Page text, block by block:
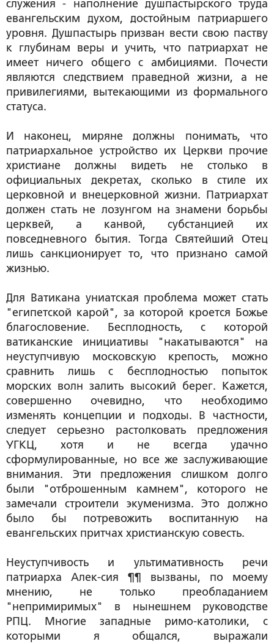
служения - наполнение душпастырского труда
евангельским духом, достойным патриаршего
уровня. Душпастырь призван вести свою паству
к глубинам веры и учить, что патриархат не
имеет ничего общего с амбициями. Почести
являются следствием праведной жизни, а не
привилегиями, вытекающими из формального
статуса.
И наконец, миряне должны понимать, что
патриархальное устройство их Церкви прочие
христиане должны видеть не столько в
официальных декретах, сколько в стиле их
церковной и внецерковной жизни. Патриархат
должен стать не лозунгом на знамени борьбы
церквей, а канвой, субстанцией их
повседневного бытия. Тогда Святейший Отец
лишь санкционирует то, что признано самой
жизнью.
Для Ватикана униатская проблема может стать
"египетской карой", за которой кроется Божье
благословение. Бесплодность, с которой
ватиканские инициативы "накатываются" на
неуступчивую московскую крепость, можно
сравнить лишь с бесплодностью попыток
морских волн залить высокий берег. Кажется,
совершенно очевидно, что необходимо
изменять концепции и подходы. В частности,
следует серьезно растолковать предложения
УГКЦ, хотя и не всегда удачно
сформулированные, но все же заслуживающие
внимания. Эти предложения слишком долго
были "отброшенным камнем", которого не
замечали строители экуменизма. Это должно
было бы потревожить воспитанную на
евангельских притчах христианскую совесть.
Неуступчивость и ультимативность речи
патриарха Алек-сия ¶¶ вызваны, по моему
мнению, не только преобладанием
"непримиримых" в нынешнем руководстве
РПЦ. Многие западные римо-католики, с
которыми я общался, выражали